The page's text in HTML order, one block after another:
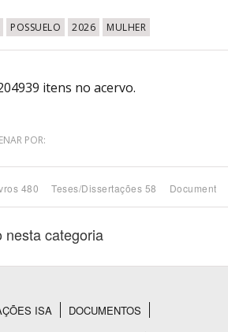
POSSUELO 2026 MULHER
itens no acervo.
POR:
480 Teses/Dissertações 58
nesta categoria
ISA
DOCUMENTOS